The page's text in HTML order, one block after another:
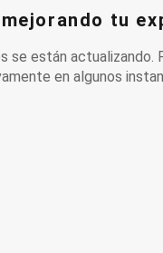
tu
se están actualizando.
en algunos